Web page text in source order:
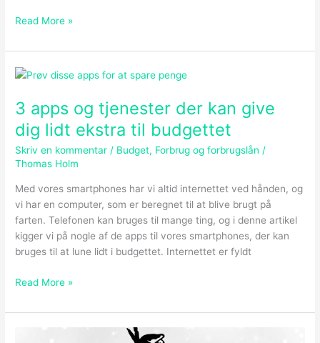
dit
Read More »
3 apps og tjenester der kan give
dig lidt ekstra til budgettet
Skriv en kommentar / Budget, Forbrug og forbrugslån /
Thomas Holm
Med vores smartphones har vi altid internettet ved hånden, og
vi har en computer, som er beregnet til at blive brugt på
farten. Telefonen kan bruges til mange ting, og i denne artikel
kigger vi på nogle af de apps til vores smartphones, der kan
bruges til at lune lidt i budgettet. Internettet er fyldt
3
og
tjenester
der
kan
give
dig
lidt
ekstra
til
budgettet
Read More »